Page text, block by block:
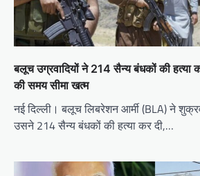
बलूच उग्रवादियों ने 214 सैन्य बंधकों की हत्या
की समय सीमा खत्म
नई दिल्ली। बलूच लिबरेशन आर्मी (BLA) ने
उसने 214 सैन्य बंधकों की हत्या कर दी,…